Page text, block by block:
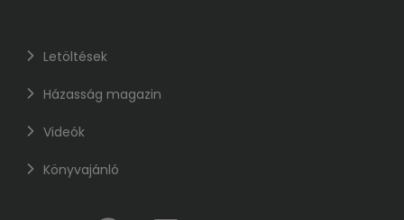
Letöltések
Házasság magazin
Videók
Könyvajánló